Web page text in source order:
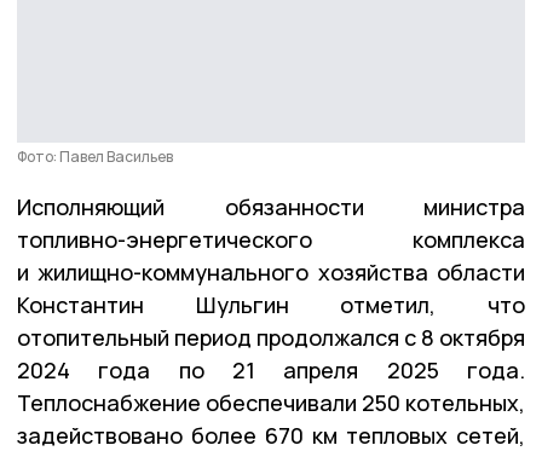
Фото: Павел Васильев
Исполняющий обязанности министра
топливно-энергетического комплекса
и жилищно-коммунального хозяйства области
Константин Шульгин отметил, что
отопительный период продолжался с 8 октября
2024 года по 21 апреля 2025 года.
Теплоснабжение обеспечивали 250 котельных,
задействовано более 670 км тепловых сетей,